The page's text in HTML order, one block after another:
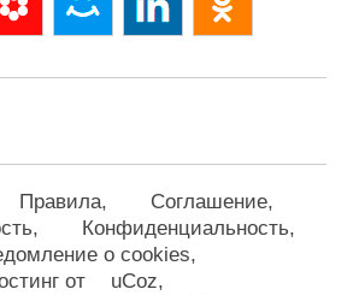
Правила
Соглашение
Конфиденциальность
о cookies
от
uCoz